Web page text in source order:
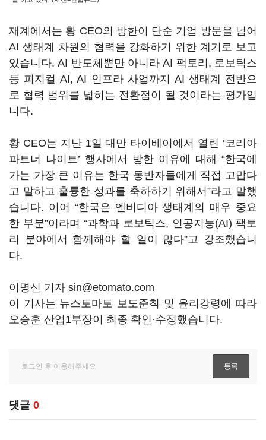
재계에서는 황 CEO의 방한이 단순 기업 방문을 넘어
AI 생태계 차원의 협력을 강화하기 위한 계기로 보고
있습니다. AI 반도체뿐만 아니라 AI 팩토리, 로보틱스
등 피지컬 AI, AI 인프라 사업까지 AI 생태계 전반으
로 협력 범위를 넓히는 전환점이 될 것이라는 평가입
니다.
황 CEO는 지난 1일 대만 타이베이에서 열린 ‘코리아
파트너 나이트’ 행사에서 방한 이유에 대해 “한국에
가는 가장 큰 이유는 한국 동반자들에게 직접 고맙다
고 말하고 훌륭한 성과를 축하하기 위해서”라고 말했
습니다. 이어 “한국은 엔비디아 생태계의 매우 중요
한 부분”이라며 “과학과 로보틱스, 인공지능(AI) 팩토
리 분야에서 함께해야 할 일이 많다”고 강조했습니
다.
이명신 기자 sin@etomato.com
이 기사는 뉴스토마토 보도준칙 및 윤리강령에 따라
오승훈 산업1부장이 최종 확인·수정했습니다.
댓글 0